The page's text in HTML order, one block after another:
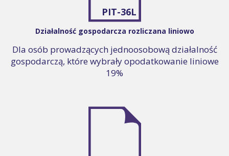
PIT-36L
Działalność gospodarcza rozliczana liniowo
Dla osób prowadzących jednoosobową działalność
gospodarczą, które wybrały opodatkowanie liniowe
19%